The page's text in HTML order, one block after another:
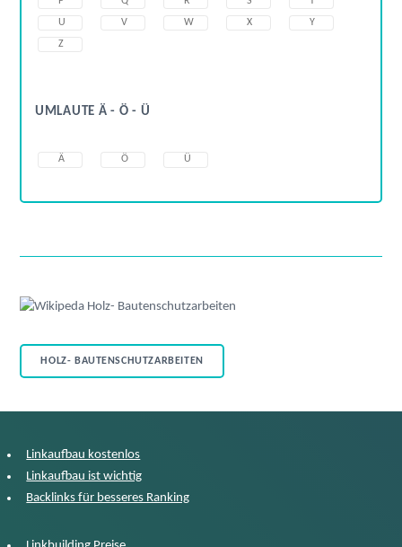
U
V W X
Y
Z
UMLAUTE Ä - Ö - Ü
Ä Ö Ü
HOLZ- BAUTENSCHUTZARBEITEN
Linkaufbau kostenlos
Linkaufbau ist wichtig
Backlinks für besseres Ranking